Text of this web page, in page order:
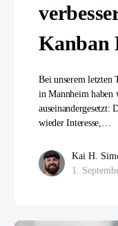
Kanban
Bei unserem letzten
in Mannheim haben
wieder Interesse,…
Kai H.
1.